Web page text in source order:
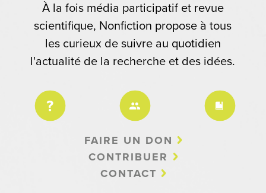
À la fois média participatif et revue
scientifique, Nonfiction propose à tous
les curieux de suivre au quotidien
l'actualité de la recherche et des idées.
FAIRE UN DON
CONTRIBUER
CONTACT